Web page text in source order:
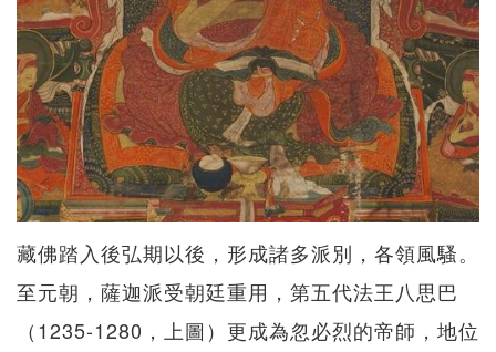
藏佛踏入後弘期以後，形成諸多派別，各領風騷。
至元朝，薩迦派受朝廷重用，第五代法王八思巴
（1235-1280，上圖）更成為忽必烈的帝師，地位